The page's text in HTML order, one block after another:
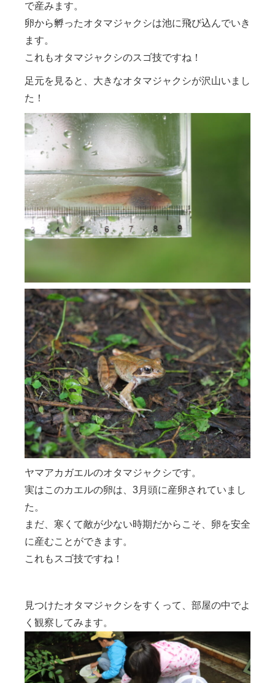
で産みます。
卵から孵ったオタマジャクシは池に飛び込んでいき
ます。
これもオタマジャクシのスゴ技ですね！
足元を見ると、大きなオタマジャクシが沢山いまし
た！
ヤマアカガエルのオタマジャクシです。
実はこのカエルの卵は、3月頭に産卵されていまし
た。
まだ、寒くて敵が少ない時期だからこそ、卵を安全
に産むことができます。
これもスゴ技ですね！
見つけたオタマジャクシをすくって、部屋の中でよ
く観察してみます。